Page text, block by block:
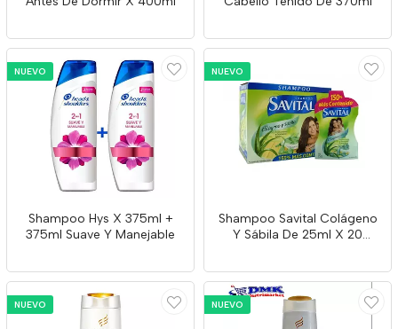
NUEVO
Shampoo Hys X 375ml +
375ml Suave Y Manejable
NUEVO
Shampoo Savital Colágeno
Y Sábila De 25ml X 20
NUEVO NUEVO